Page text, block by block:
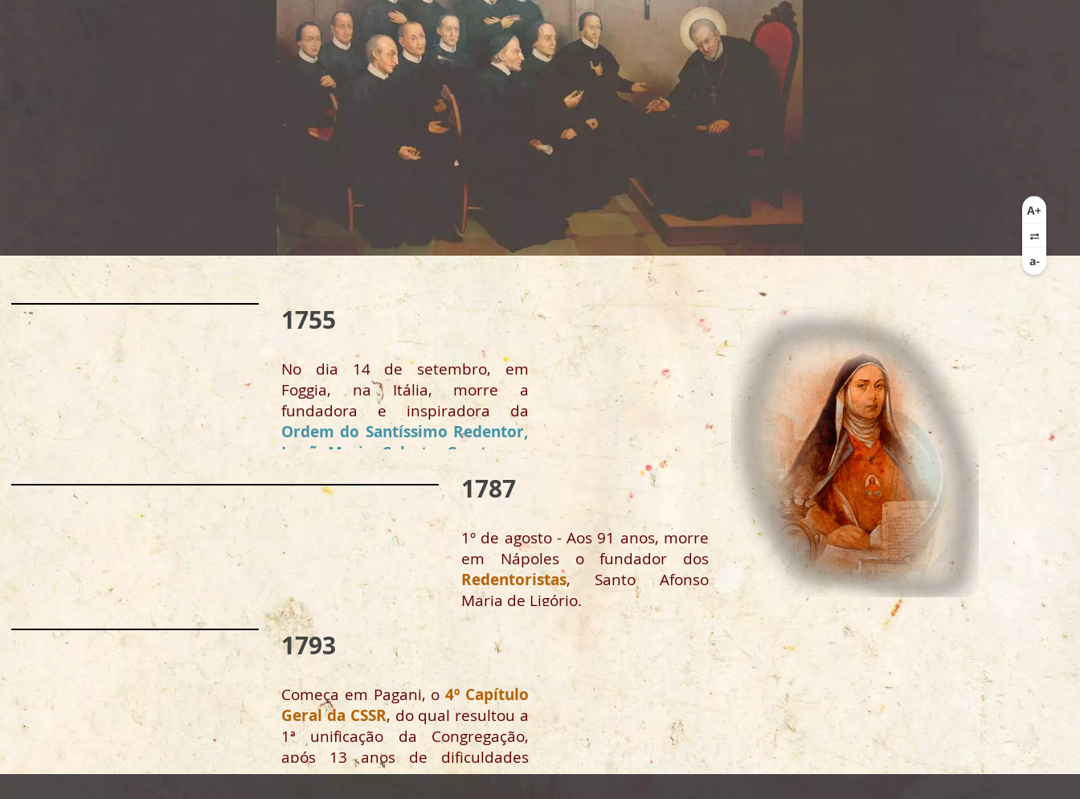
1755
No dia 14 de setembro, em
Foggia, na Itália, morre a
fundadora e inspiradora da
Ordem do Santíssimo Redentor,
Irmã Maria Celeste Crostarosa
(1696 - 1755).
1787
1º de agosto - Aos 91 anos, morre
em Nápoles o fundador dos
Redentoristas, Santo Afonso
Maria de Ligório.
1793
Começa em Pagani, o4º Capítulo
Geral da CSSR, do qual resultou a
1ª unificação da Congregação,
após 13 anos de dificuldades
ocasionais.